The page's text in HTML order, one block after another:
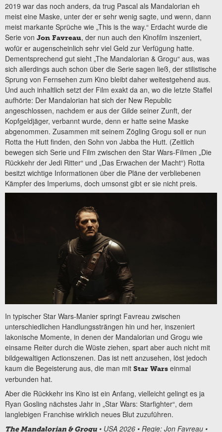
2019 war das noch anders, da trug Pascal als Mandalorian eh
meist eine Maske, unter der er sehr wenig sagte, und wenn, dann
meist markante Sprüche wie „This is the way.“ Erdacht wurde die
Serie von Jon Favreau, der nun auch den Kinofilm inszeniert,
wofür er augenscheinlich sehr viel Geld zur Verfügung hatte.
Dementsprechend gut sieht „The Mandalorian & Grogu“ aus, was
sich allerdings auch schon über die Serie sagen ließ, der stilistische
Sprung von Fernsehen zum Kino bleibt daher weitestgehend aus.
Und auch inhaltlich setzt der Film exakt da an, wo die letzte Staffel
aufhörte: Der Mandalorian hat sich der New Republic
angeschlossen, nachdem er aus der Gilde seiner Zunft, der
Kopfgeldjäger, verbannt wurde, denn er hatte seine Maske
abgenommen. Zusammen mit seinem Zögling Grogu soll er nun
Rotta the Hutt finden, den Sohn von Jabba the Hutt. (Zeitlich
bewegen sich Serie und Film zwischen den Star Wars-Filmen „Die
Rückkehr der Jedi Ritter“ und „Das Erwachen der Macht“) Rotta
besitzt wichtige Informationen über die Pläne der verbliebenen
Kämpfer des Imperiums, doch umsonst gibt er sie nicht preis.
In typischer Star Wars-Manier springt Favreau zwischen
unterschiedlichen Handlungssträngen hin und her, inszeniert
lakonische Momente, in denen der Mandalorian und Grogu wie
einsame Reiter durch die Wüste ziehen, spart aber auch nicht mit
bildgewaltigen Actionszenen. Das ist nett anzusehen, löst jedoch
kaum die Begeisterung aus, die man mit Star Wars einmal
verbunden hat.
Aber die Rückkehr ins Kino ist ein Anfang, vielleicht gelingt es ja
Ryan Gosling nächstes Jahr in „Star Wars: Starfighter“, dem
langlebigen Franchise wirklich neues Blut zuzuführen.
The Mandalorian & Grogu • USA 2026 • Regie: Jon Favreau •